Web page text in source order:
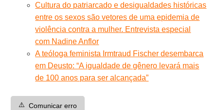
Cultura do patriarcado e desigualdades históricas
entre os sexos são vetores de uma epidemia de
violência contra a mulher. Entrevista especial
com Nadine Anflor
A teóloga feminista Irmtraud Fischer desembarca
em Deusto: “A igualdade de gênero levará mais
de 100 anos para ser alcançada”
⚠️ Comunicar erro